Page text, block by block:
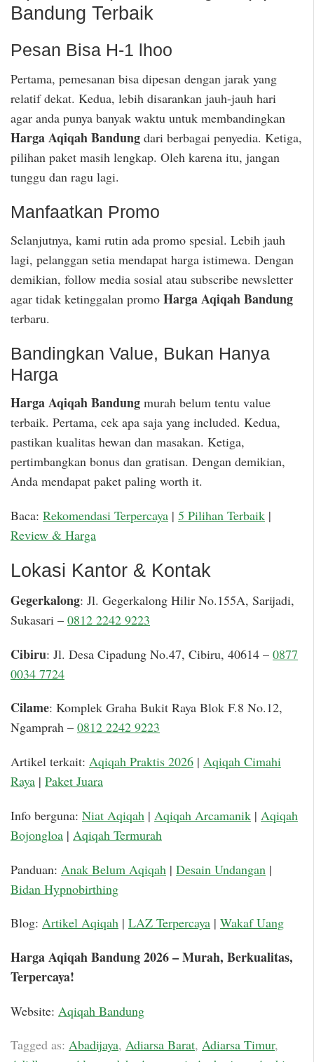
Bandung Terbaik
Pesan Bisa H-1 lhoo
Pertama, pemesanan bisa dipesan dengan jarak yang
relatif dekat. Kedua, lebih disarankan jauh-jauh hari
agar anda punya banyak waktu untuk membandingkan
Harga Aqiqah Bandung dari berbagai penyedia. Ketiga,
pilihan paket masih lengkap. Oleh karena itu, jangan
tunggu dan ragu lagi.
Manfaatkan Promo
Selanjutnya, kami rutin ada promo spesial. Lebih jauh
lagi, pelanggan setia mendapat harga istimewa. Dengan
demikian, follow media sosial atau subscribe newsletter
agar tidak ketinggalan promo Harga Aqiqah Bandung
terbaru.
Bandingkan Value, Bukan Hanya
Harga
Harga Aqiqah Bandung murah belum tentu value
terbaik. Pertama, cek apa saja yang included. Kedua,
pastikan kualitas hewan dan masakan. Ketiga,
pertimbangkan bonus dan gratisan. Dengan demikian,
Anda mendapat paket paling worth it.
Baca: Rekomendasi Terpercaya | 5 Pilihan Terbaik |
Review & Harga
Lokasi Kantor & Kontak
Gegerkalong: Jl. Gegerkalong Hilir No.155A, Sarijadi,
Sukasari – 0812 2242 9223
Cibiru: Jl. Desa Cipadung No.47, Cibiru, 40614 – 0877
0034 7724
Cilame: Komplek Graha Bukit Raya Blok F.8 No.12,
Ngamprah – 0812 2242 9223
Artikel terkait: Aqiqah Praktis 2026 | Aqiqah Cimahi
Raya | Paket Juara
Info berguna: Niat Aqiqah | Aqiqah Arcamanik | Aqiqah
Bojongloa | Aqiqah Termurah
Panduan: Anak Belum Aqiqah | Desain Undangan |
Bidan Hypnobirthing
Blog: Artikel Aqiqah | LAZ Terpercaya | Wakaf Uang
Harga Aqiqah Bandung 2026 – Murah, Berkualitas,
Terpercaya!
Website: Aqiqah Bandung
Tagged as: Abadijaya, Adiarsa Barat, Adiarsa Timur,